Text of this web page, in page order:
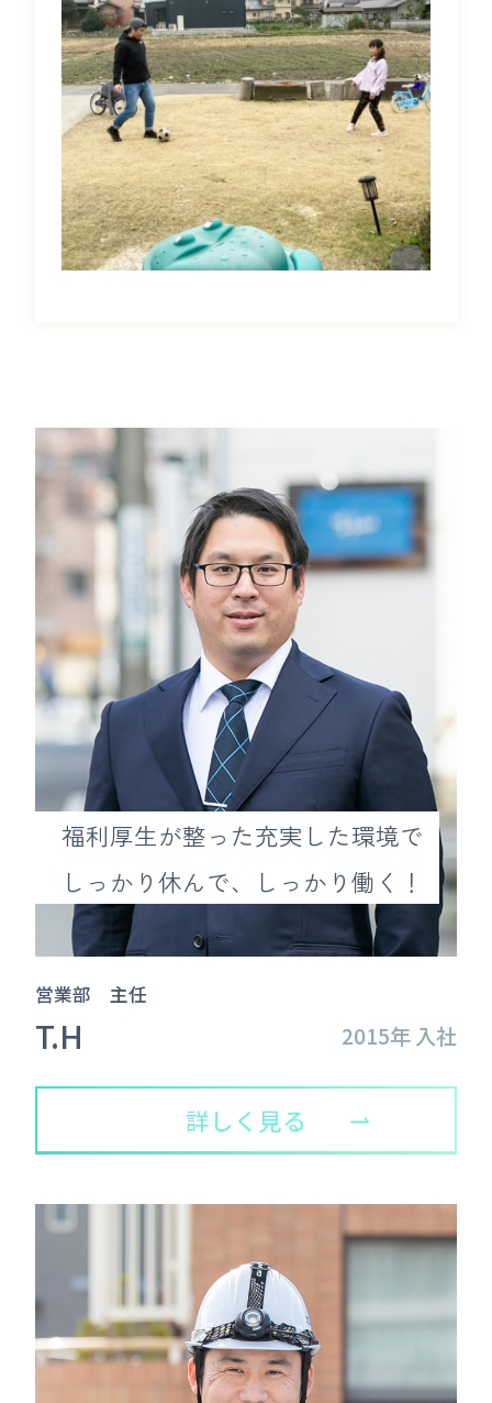
福利厚生が整った充実した環境で
しっかり休んで、しっかり働く！
営業部 主任
T.H 2015年 入社
詳しく見る